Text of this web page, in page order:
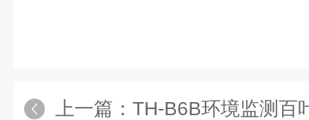
上一篇： TH-B6B环境监测百